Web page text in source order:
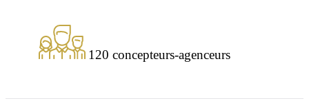
120 concepteurs-agenceurs